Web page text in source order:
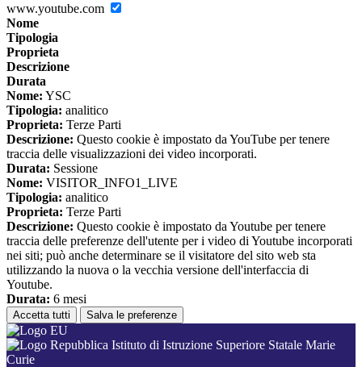
www.youtube.com
Nome
Tipologia
Proprieta
Descrizione
Durata
Nome: YSC
Tipologia: analitico
Proprieta: Terze Parti
Descrizione: Questo cookie è impostato da YouTube per tenere
traccia delle visualizzazioni dei video incorporati.
Durata: Sessione
Nome: VISITOR_INFO1_LIVE
Tipologia: analitico
Proprieta: Terze Parti
Descrizione: Questo cookie è impostato da Youtube per tenere
traccia delle preferenze dell'utente per i video di Youtube incorporati
nei siti; può anche determinare se il visitatore del sito web sta
utilizzando la nuova o la vecchia versione dell'interfaccia di
Youtube.
Durata: 6 mesi
Accetta tutti Salva le preferenze
Istituto di Istruzione Superiore Statale Marie
Curie